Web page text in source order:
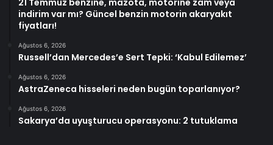
indirim var mı? Güncel benzin motorin akaryakıt
fiyatları!
Ağustos 6, 2026
Russell’dan Mercedes’e Sert Tepki: ‘Kabul Edilemez’
Ağustos 6, 2026
AstraZeneca hisseleri neden bugün toparlanıyor?
Ağustos 6, 2026
Sakarya’da uyuşturucu operasyonu: 2 tutuklama